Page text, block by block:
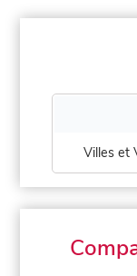
Villes et